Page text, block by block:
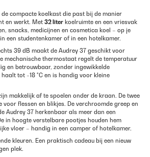
de compacte koelkast die past bij de manier
en werkt. Met 32 liter koelruimte en een vriesvak
snacks, medicijnen en cosmetica koel – op je
een studentenkamer of in een hotelkamer.
39 dB maakt de Audrey 37 geschikt voor
mechanische thermostaat regelt de temperatuur
en betrouwbaar, zonder ingewikkelde
tot −18 °C en is handig voor kleine
makkelijk af te spoelen onder de kraan. De twee
voor flessen en blikjes. De verchroomde greep en
Audrey 37 herkenbaar als meer dan een
in hoogte verstelbare pootjes houden hem
vloer – handig in een camper of hotelkamer.
kleuren. Een praktisch cadeau bij een nieuw
plek.